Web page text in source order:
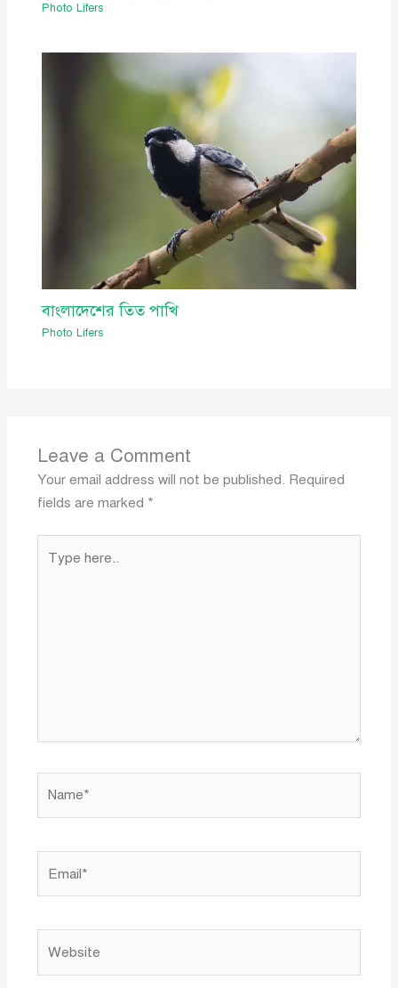
Photo Lifers
বাংলাদেশের তিত পাখি
Photo Lifers
Leave a Comment
Your email address will not be published. Required
fields are marked *
here..